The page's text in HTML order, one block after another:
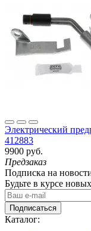
Электрический
412883
9900 руб.
Предзаказ
Подписка на
Будьте в курсе
Подписаться
Каталог: